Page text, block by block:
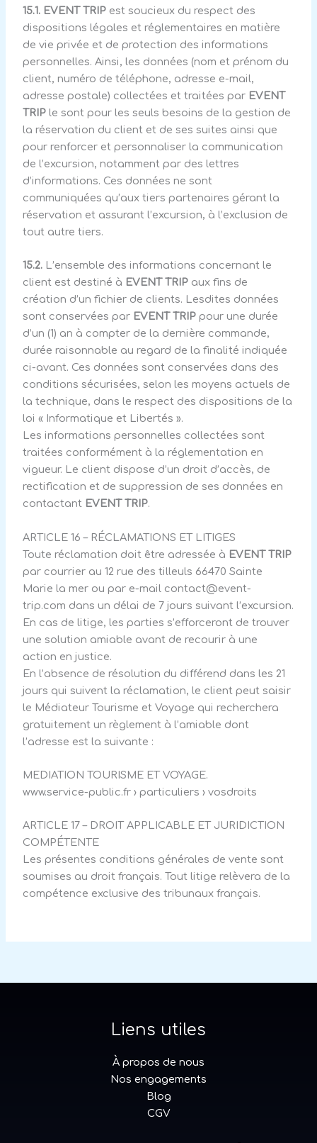
15.1. EVENT TRIP est soucieux du respect des
dispositions légales et réglementaires en matière
de vie privée et de protection des informations
personnelles. Ainsi, les données (nom et prénom du
client, numéro de téléphone, adresse e-mail,
adresse postale) collectées et traitées par EVENT
TRIP le sont pour les seuls besoins de la gestion de
la réservation du client et de ses suites ainsi que
pour renforcer et personnaliser la communication
de l’excursion, notamment par des lettres
d’informations. Ces données ne sont
communiquées qu’aux tiers partenaires gérant la
réservation et assurant l’excursion, à l’exclusion de
tout autre tiers.
15.2. L’ensemble des informations concernant le
client est destiné à EVENT TRIP aux fins de
création d’un fichier de clients. Lesdites données
sont conservées par EVENT TRIP pour une durée
d’un (1) an à compter de la dernière commande,
durée raisonnable au regard de la finalité indiquée
ci-avant. Ces données sont conservées dans des
conditions sécurisées, selon les moyens actuels de
la technique, dans le respect des dispositions de la
loi « Informatique et Libertés ».
Les informations personnelles collectées sont
traitées conformément à la réglementation en
vigueur. Le client dispose d’un droit d’accès, de
rectification et de suppression de ses données en
contactant EVENT TRIP.
ARTICLE 16 – RÉCLAMATIONS ET LITIGES
Toute réclamation doit être adressée à EVENT TRIP
par courrier au 12 rue des tilleuls 66470 Sainte
Marie la mer ou par e-mail contact@event-
trip.com dans un délai de 7 jours suivant l’excursion.
En cas de litige, les parties s’efforceront de trouver
une solution amiable avant de recourir à une
action en justice.
En l’absence de résolution du différend dans les 21
jours qui suivent la réclamation, le client peut saisir
le Médiateur Tourisme et Voyage qui recherchera
gratuitement un règlement à l’amiable dont
l’adresse est la suivante :
MEDIATION TOURISME ET VOYAGE.
www.service-public.fr › particuliers › vosdroits
ARTICLE 17 – DROIT APPLICABLE ET JURIDICTION
COMPÉTENTE
Les présentes conditions générales de vente sont
soumises au droit français. Tout litige relèvera de la
compétence exclusive des tribunaux français.
Liens utiles
À propos de nous
Nos engagements
Blog
CGV